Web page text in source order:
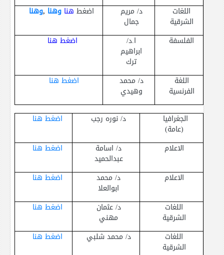
اللغات
الشرقية
د/ مريم
جمال
اضغط هناوهنا ,وهنا
الفلسفة ا.د/
ابراهيم
ترك
اضغط هنا
اللغة
الفرنسية
د/ محمد
وهيدي
اضغط هنا
الجغرافيا
(عامة)
د/ نوره رجب اضغط هنا
الاعلام د/ اسامة
عبدالحميد
اضغط هنا
الاعلام د/ محمد
ابوالعلا
اضغط هنا
اللغات
الشرقية
د/ عثمان
مهني
اضغط هنا
اللغات
الشرقية
د/ محمد شلبي اضغط هنا